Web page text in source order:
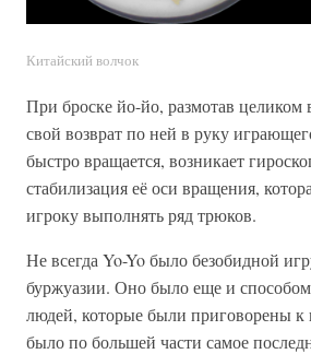
Китайский волчок
При броске йо-йо, размотав целиком
свой возврат по ней в руку
быстро вращается, возникает
стабилизация её оси вращения,
игроку выполнять ряд трюков.
Не всегда Yo-Yo было безобидной
буржуазии. Оно было еще и способом
людей, которые были приговорены к
было по большей части самое